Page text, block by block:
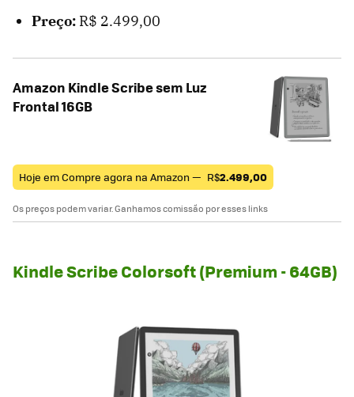
Preço: R$ 2.499,00
Amazon Kindle Scribe sem Luz
Frontal 16GB
Hoje em Compre agora na Amazon — R$2.499,00
Os preços podem variar. Ganhamos comissão por esses links
Kindle Scribe Colorsoft (Premium - 64GB)